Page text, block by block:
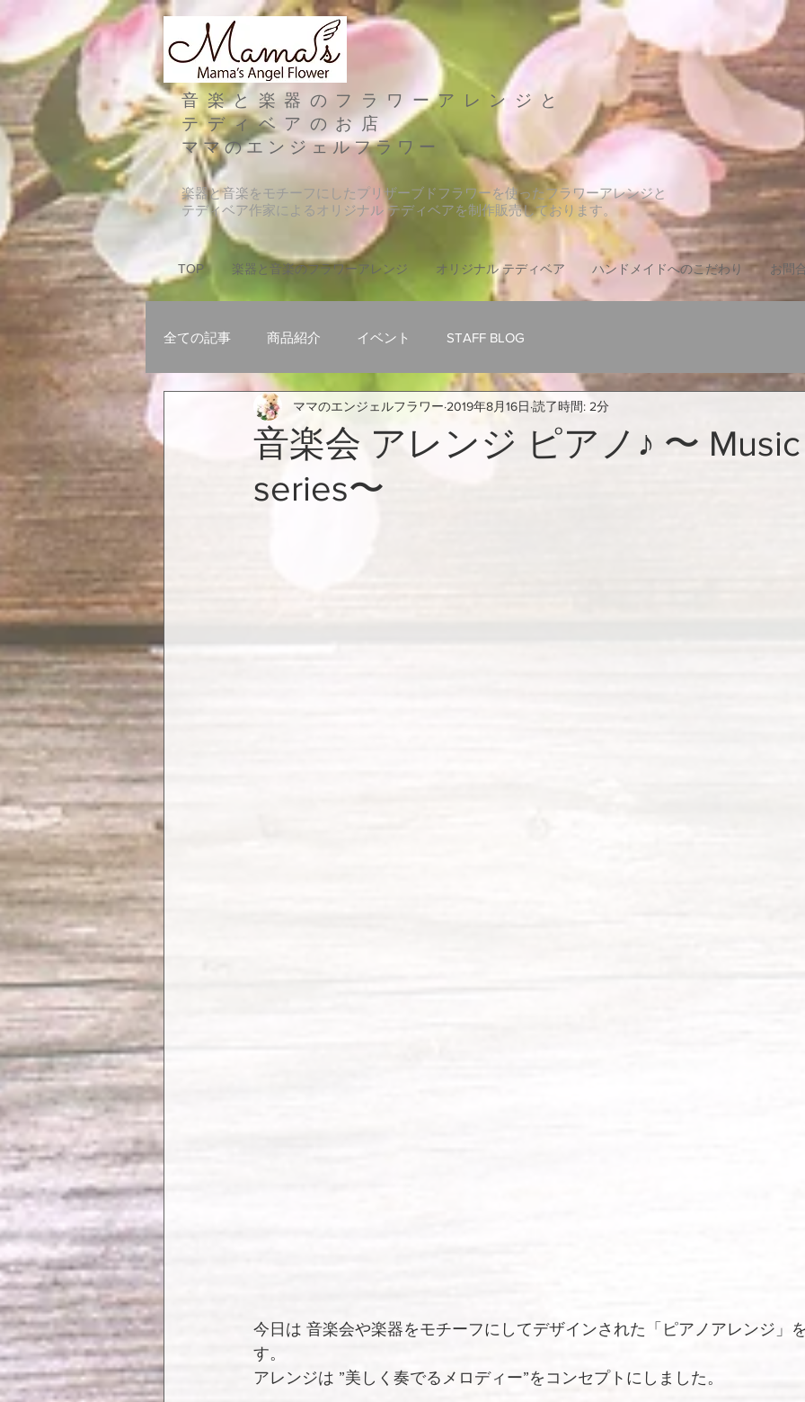
音楽と楽器のフラワーアレンジと
テディベアのお店
​ママのエンジェルフラワー
​楽器と音楽をモチーフにしたプリザーブドフラワーを使ったフラワーアレンジと
テディベア作家によるオリジナル テディベアを制作販売しております。
TOP 楽器と音楽のフラワーアレンジ オリジナル テディベア ハンドメイドへのこだわり お問
全ての記事 商品紹介 イベント STAFF BLOG
音楽会 アレンジ ピアノ♪ 〜
series〜
ママのエンジェルフラワー 2019年8月16日 読了時間: 2分
今日は 音楽会や楽器をモチーフにしてデザインされた「ピアノアレンジ」
す。
アレンジは ”美しく奏でるメロディー”をコンセプトにしました。